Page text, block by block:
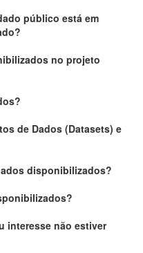
público está em
no projeto
de Dados (Datasets) e
disponibilizados?
interesse não estiver